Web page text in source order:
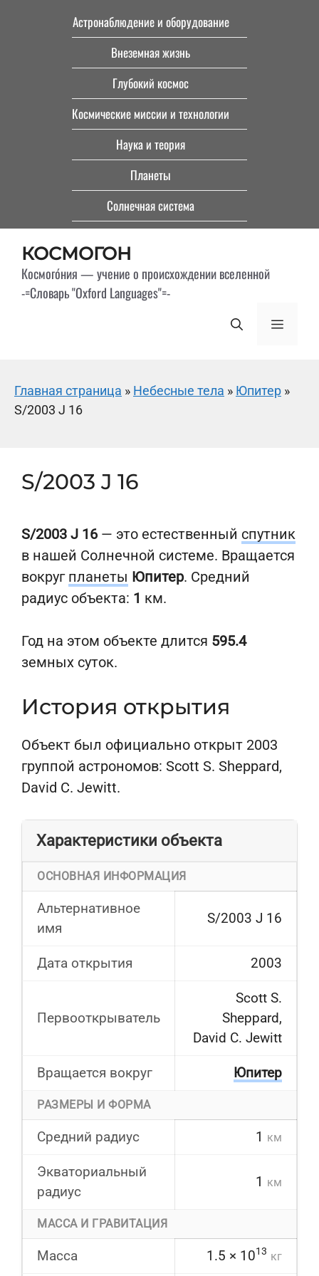
Астронаблюдение и оборудование
Внеземная жизнь
Глубокий космос
Космические миссии и технологии
Наука и теория
Планеты
Солнечная система
КОСМОГОН
Космого́ния — учение о происхождении вселенной
-=Словарь "Oxford Languages"=-
Меню
Главная страница » Небесные тела » Юпитер »
S/2003 J 16
S/2003 J 16
S/2003 J 16 — это естественный спутник
в нашей Солнечной системе. Вращается
вокруг планеты Юпитер. Средний
радиус объекта: 1 км.
Год на этом объекте длится 595.4
земных суток.
История открытия
Объект был официально открыт 2003
группой астрономов: Scott S. Sheppard,
David C. Jewitt.
Характеристики объекта
ОСНОВНАЯ ИНФОРМАЦИЯ
Альтернативное
имя
S/2003 J 16
Дата открытия 2003
Первооткрыватель
Scott S.
Sheppard,
David C. Jewitt
Вращается вокруг Юпитер
РАЗМЕРЫ И ФОРМА
Средний радиус 1 км
Экваториальный
радиус
1 км
МАССА И ГРАВИТАЦИЯ
Масса 1.5 × 1013 кг